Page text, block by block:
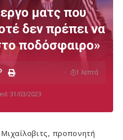
ματς που
δεν πρέπει να
ποδόσφαιρο»
31/03/2023
1 λεπτά
προπονητή